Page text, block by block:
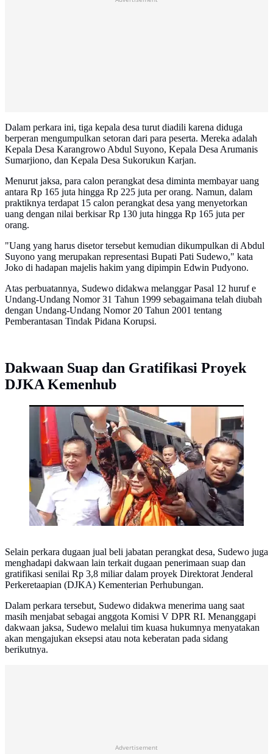
Dalam perkara ini, tiga kepala desa turut diadili karena diduga
berperan mengumpulkan setoran dari para peserta. Mereka adalah
Kepala Desa Karangrowo Abdul Suyono, Kepala Desa Arumanis
Sumarjiono, dan Kepala Desa Sukorukun Karjan.
Menurut jaksa, para calon perangkat desa diminta membayar uang
antara Rp 165 juta hingga Rp 225 juta per orang. Namun, dalam
praktiknya terdapat 15 calon perangkat desa yang menyetorkan
uang dengan nilai berkisar Rp 130 juta hingga Rp 165 juta per
orang.
"Uang yang harus disetor tersebut kemudian dikumpulkan di Abdul
Suyono yang merupakan representasi Bupati Pati Sudewo," kata
Joko di hadapan majelis hakim yang dipimpin Edwin Pudyono.
Atas perbuatannya, Sudewo didakwa melanggar Pasal 12 huruf e
Undang-Undang Nomor 31 Tahun 1999 sebagaimana telah diubah
dengan Undang-Undang Nomor 20 Tahun 2001 tentang
Pemberantasan Tindak Pidana Korupsi.
Dakwaan Suap dan Gratifikasi Proyek
DJKA Kemenhub
foto foto sidang bupati sudewo pati
Selain perkara dugaan jual beli jabatan perangkat desa, Sudewo juga
menghadapi dakwaan lain terkait dugaan penerimaan suap dan
gratifikasi senilai Rp 3,8 miliar dalam proyek Direktorat Jenderal
Perkeretaapian (DJKA) Kementerian Perhubungan.
Dalam perkara tersebut, Sudewo didakwa menerima uang saat
masih menjabat sebagai anggota Komisi V DPR RI. Menanggapi
dakwaan jaksa, Sudewo melalui tim kuasa hukumnya menyatakan
akan mengajukan eksepsi atau nota keberatan pada sidang
berikutnya.
Advertisement